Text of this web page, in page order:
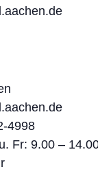
4998
Fr: 9.00 –